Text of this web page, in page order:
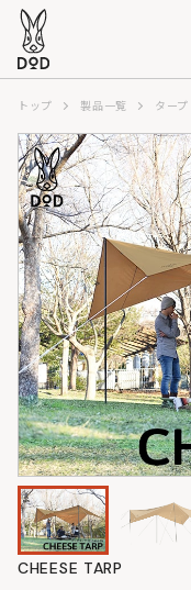
トップ 製品一覧 タープ
CHEESE TARP